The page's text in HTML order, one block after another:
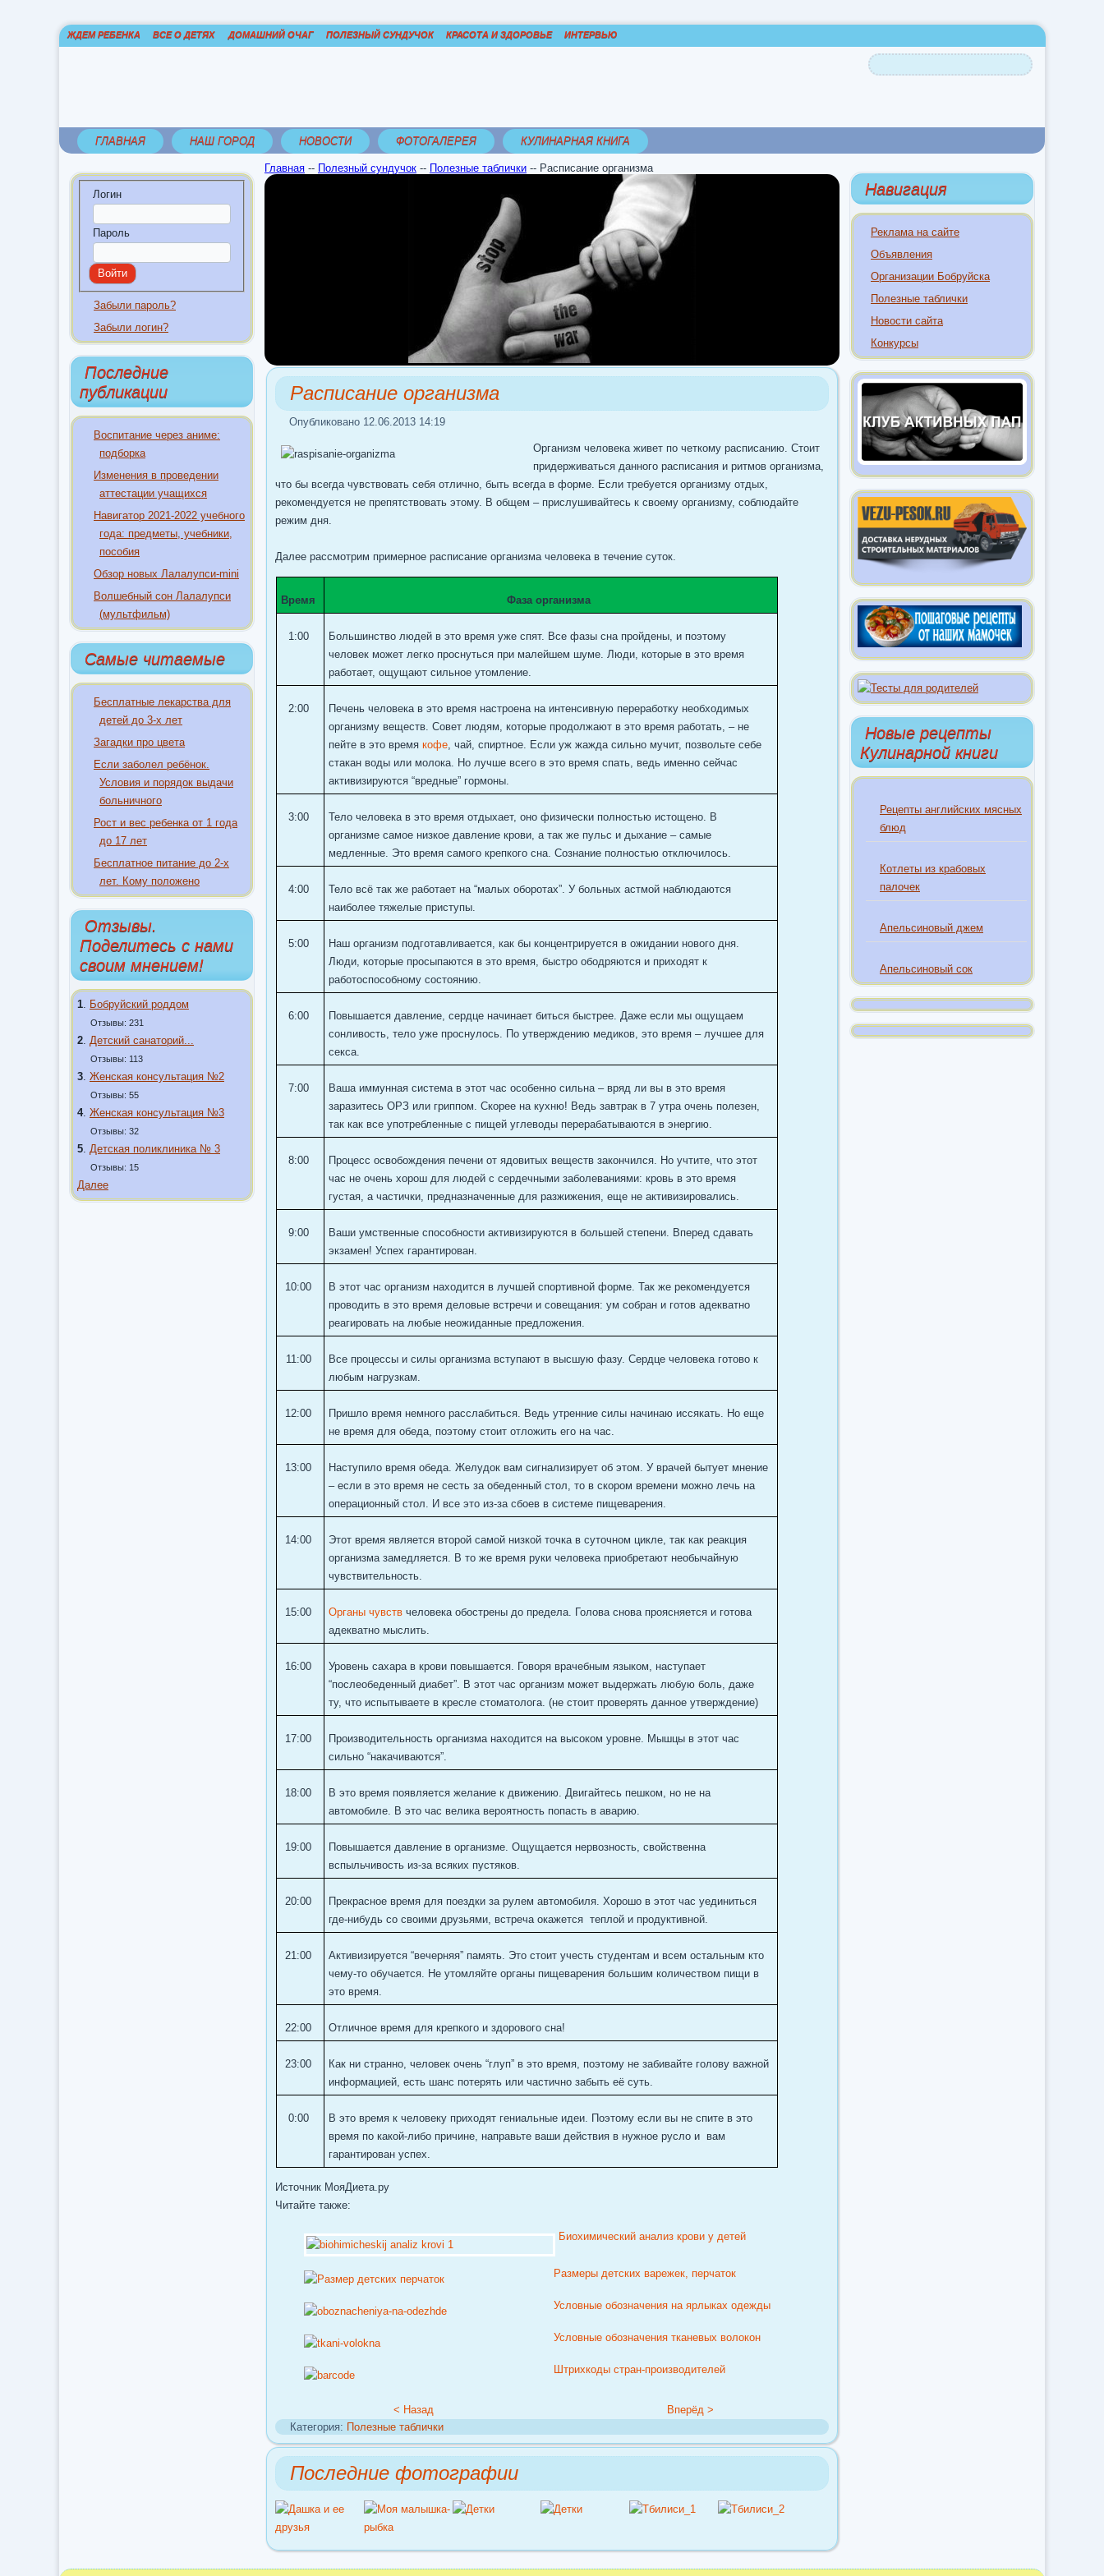
ЖДЕМ РЕБЕНКА ВСЕ О ДЕТЯХ ДОМАШНИЙ ОЧАГ ПОЛЕЗНЫЙ СУНДУЧОК КРАСОТА И ЗДОРОВЬЕ ИНТЕРВЬЮ
ГЛАВНАЯ НАШ ГОРОД НОВОСТИ ФОТОГАЛЕРЕЯ КУЛИНАРНАЯ КНИГА
Логин
Пароль
Забыли пароль?
Забыли логин?
Последние
публикации
Воспитание через аниме:
подборка
Изменения в проведении
аттестации учащихся
Навигатор 2021-2022 учебного
года: предметы, учебники,
пособия
Обзор новых Лалалупси-mini
Волшебный сон Лалалупси
(мультфильм)
Самые читаемые
Бесплатные лекарства для
детей до 3-х лет
Загадки про цвета
Если заболел ребёнок.
Условия и порядок выдачи
больничного
Рост и вес ребенка от 1 года
до 17 лет
Бесплатное питание до 2-х
лет. Кому положено
Отзывы.
Поделитесь с нами
своим мнением!
1 Бобруйский роддом
Отзывы: 231
2 Детский санаторий...
Отзывы: 113
3 Женская консультация №2
Отзывы: 55
4. Женская консультация №3
Отзывы: 32
5 Детская поликлиника № 3
Отзывы: 15
Далее
Главная -- Полезный сундучок -- Полезные таблички -- Расписание организма
Расписание организма
Опубликовано 12.06.2013 14:19
Организм человека живет по четкому расписанию. Стоит
придерживаться данного расписания и ритмов организма,
что бы всегда чувствовать себя отлично, быть всегда в форме. Если требуется организму отдых,
рекомендуется не препятствовать этому. В общем – прислушивайтесь к своему организму, соблюдайте
режим дня.
Далее рассмотрим примерное расписание организма человека в течение суток.
Время Фаза организма
1:00
Большинство людей в это время уже спят. Все фазы сна пройдены, и поэтому
человек может легко проснуться при малейшем шуме. Люди, которые в это время
работает, ощущают сильное утомление.
2:00
Печень человека в это время настроена на интенсивную переработку необходимых
организму веществ. Совет людям, которые продолжают в это время работать, – не
пейте в это время кофе, чай, спиртное. Если уж жажда сильно мучит, позвольте себе
стакан воды или молока. Но лучше всего в это время спать, ведь именно сейчас
активизируются “вредные” гормоны.
3:00
Тело человека в это время отдыхает, оно физически полностью истощено. В
организме самое низкое давление крови, а так же пульс и дыхание – самые
медленные. Это время самого крепкого сна. Сознание полностью отключилось.
4:00
Тело всё так же работает на “малых оборотах”. У больных астмой наблюдаются
наиболее тяжелые приступы.
5:00
Наш организм подготавливается, как бы концентрируется в ожидании нового дня.
Люди, которые просыпаются в это время, быстро ободряются и приходят к
работоспособному состоянию.
6:00
Повышается давление, сердце начинает биться быстрее. Даже если мы ощущаем
сонливость, тело уже проснулось. По утверждению медиков, это время – лучшее для
секса.
7:00
Ваша иммунная система в этот час особенно сильна – вряд ли вы в это время
заразитесь ОРЗ или гриппом. Скорее на кухню! Ведь завтрак в 7 утра очень полезен,
так как все употребленные с пищей углеводы перерабатываются в энергию.
8:00
Процесс освобождения печени от ядовитых веществ закончился. Но учтите, что этот
час не очень хорош для людей с сердечными заболеваниями: кровь в это время
густая, а частички, предназначенные для разжижения, еще не активизировались.
9:00
Ваши умственные способности активизируются в большей степени. Вперед сдавать
экзамен! Успех гарантирован.
10:00
В этот час организм находится в лучшей спортивной форме. Так же рекомендуется
проводить в это время деловые встречи и совещания: ум собран и готов адекватно
реагировать на любые неожиданные предложения.
11:00
Все процессы и силы организма вступают в высшую фазу. Сердце человека готово к
любым нагрузкам.
12:00
Пришло время немного расслабиться. Ведь утренние силы начинаю иссякать. Но еще
не время для обеда, поэтому стоит отложить его на час.
13:00
Наступило время обеда. Желудок вам сигнализирует об этом. У врачей бытует мнение
– если в это время не сесть за обеденный стол, то в скором времени можно лечь на
операционный стол. И все это из-за сбоев в системе пищеварения.
14:00
Этот время является второй самой низкой точка в суточном цикле, так как реакция
организма замедляется. В то же время руки человека приобретают необычайную
чувствительность.
15:00 Органы чувств человека обострены до предела. Голова снова проясняется и готова
адекватно мыслить.
16:00
Уровень сахара в крови повышается. Говоря врачебным языком, наступает
“послеобеденный диабет”. В этот час организм может выдержать любую боль, даже
ту, что испытываете в кресле стоматолога. (не стоит проверять данное утверждение)
17:00
Производительность организма находится на высоком уровне. Мышцы в этот час
сильно “накачиваются”.
18:00
В это время появляется желание к движению. Двигайтесь пешком, но не на
автомобиле. В это час велика вероятность попасть в аварию.
19:00
Повышается давление в организме. Ощущается нервозность, свойственна
вспыльчивость из-за всяких пустяков.
20:00
Прекрасное время для поездки за рулем автомобиля. Хорошо в этот час уединиться
где-нибудь со своими друзьями, встреча окажется теплой и продуктивной.
21:00
Активизируется “вечерняя” память. Это стоит учесть студентам и всем остальным кто
чему-то обучается. Не утомляйте органы пищеварения большим количеством пищи в
это время.
22:00 Отличное время для крепкого и здорового сна!
23:00
Как ни странно, человек очень “глуп” в это время, поэтому не забивайте голову важной
информацией, есть шанс потерять или частично забыть её суть.
0:00
В это время к человеку приходят гениальные идеи. Поэтому если вы не спите в это
время по какой-либо причине, направьте ваши действия в нужное русло и вам
гарантирован успех.
Источник МояДиета.ру
Читайте также:
Биохимический анализ крови у детей
Размеры детских варежек, перчаток
Условные обозначения на ярлыках одежды
Условные обозначения тканевых волокон
Штрихкоды стран-производителей
< Назад
Вперёд >
Категория: Полезные таблички
Последние фотографии
Навигация
Реклама на сайте
Объявления
Организации Бобруйска
Полезные таблички
Новости сайта
Конкурсы
Новые рецепты
Кулинарной книги
Рецепты английских мясных
блюд
Котлеты из крабовых
палочек
Апельсиновый джем
Апельсиновый сок